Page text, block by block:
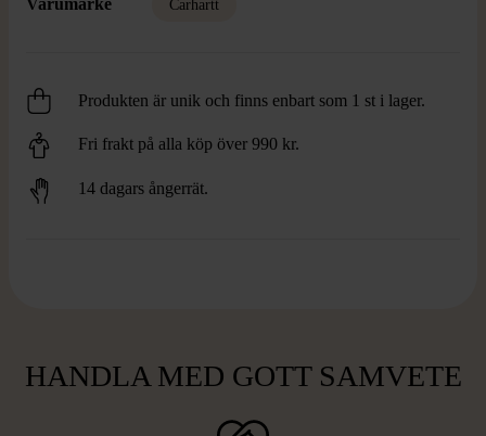
Varumärke Carhartt
Produkten är unik och finns enbart som 1 st i lager.
Fri frakt på alla köp över 990 kr.
14 dagars ångerrät.
HANDLA MED GOTT SAMVETE